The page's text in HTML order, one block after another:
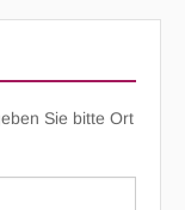
Sie bitte Ort